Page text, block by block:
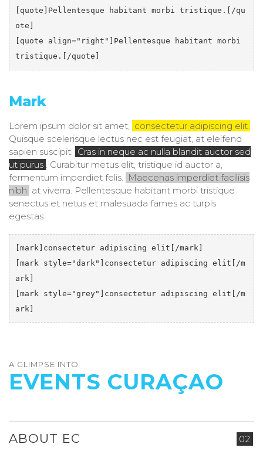
[quote]Pellentesque habitant morbi tristique.[/qu
ote]
[quote align="right"]Pellentesque habitant morbi
tristique.[/quote]
Mark
Lorem ipsum dolor sit amet, consectetur adipiscing elit
Quisque scelerisque lectus nec est feugiat, at eleifend
sapien suscipit.
Cras in neque ac nulla blandit auctor sed
ut purus
. Curabitur metus elit, tristique id auctor a,
fermentum imperdiet felis.
Maecenas imperdiet facilisis
nibh at viverra. Pellentesque habitant morbi tristique
senectus et netus et malesuada fames ac turpis
egestas.
[mark]consectetur adipiscing elit[/mark]
[mark style="dark"]consectetur adipiscing elit[/m
ark]
[mark style="grey"]consectetur adipiscing elit[/m
ark]
A GLIMPSE INTO
EVENTS CURAÇAO
02
ABOUT EC